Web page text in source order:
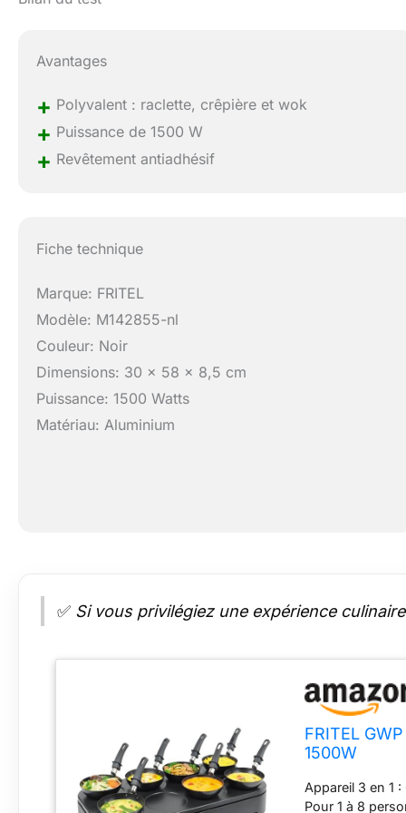
Avantages
+ Polyvalent : raclette, crêpière et wok
+ Puissance de 1500 W
+ Revêtement antiadhésif
Fiche technique
Marque: FRITEL
Modèle: M142855-nl
Couleur: Noir
Dimensions: 30 x 58 x 8,5 cm
Puissance: 1500 Watts
Matériau: Aluminium
✅ Si vous privilégiez une expérience
FRITEL
1500W
Appareil 3 en 1
Pour 1 à 8